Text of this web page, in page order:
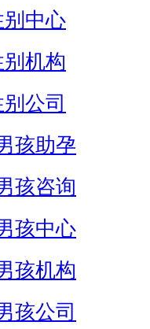
中心
机构
公司
孩助孕
孩咨询
孩中心
孩机构
孩公司